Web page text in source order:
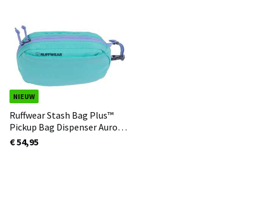
NIEUW
Ruffwear Stash Bag Plus™
Pickup Bag Dispenser Aurora
Teal
€ 54,95